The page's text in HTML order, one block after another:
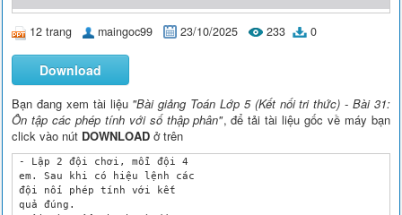
12 trang maingoc99 23/10/2025 233 0
Download
Bạn đang xem tài liệu "Bài giảng Toán Lớp 5 (Kết nối tri thức) - Bài 31:
Ôn tập các phép tính với số thập phân", để tải tài liệu gốc về máy bạn
click vào nút DOWNLOAD ở trên
- Lập 2 đội chơi, mỗi đội 4
em. Sau khi có hiệu lệnh các
đội nối phép tính với kết
quả đúng.